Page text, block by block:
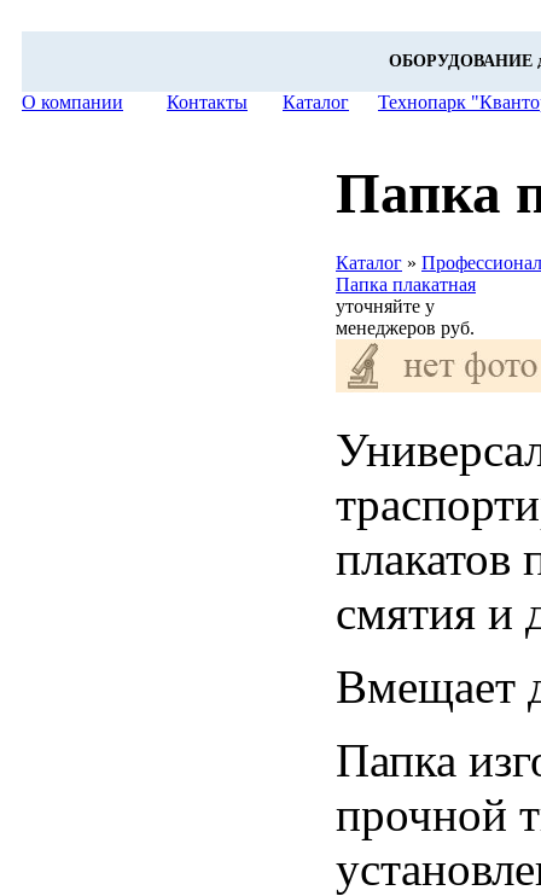
ОБОРУДОВАНИЕ для всех уровней
О компании Контакты Каталог Технопарк
Папка
Каталог »
Папка плакатная
уточняйте у
менеджеров руб.
плакатов
смятия и
Вмещает
Папка
прочной